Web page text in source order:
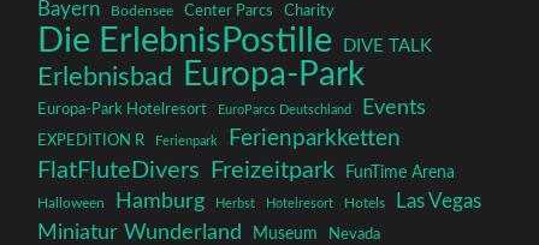
Bayern Bodensee Center Parcs Charity
Die ErlebnisPostille DIVE TALK
Erlebnisbad Europa-Park
Europa-Park Hotelresort EuroParcs Deutschland Events
EXPEDITION R Ferienpark Ferienparkketten
FlatFluteDivers Freizeitpark FunTime Arena
Halloween Hamburg Herbst Hotelresort Hotels
Las Vegas
Miniatur Wunderland
Museum Nevada